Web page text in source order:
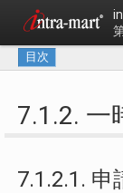
目次
7.1.2. 一
7.1.2.1. 申